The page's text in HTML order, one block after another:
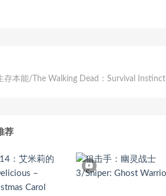
存本能/The Walking Dead：Survival Instinct
荐